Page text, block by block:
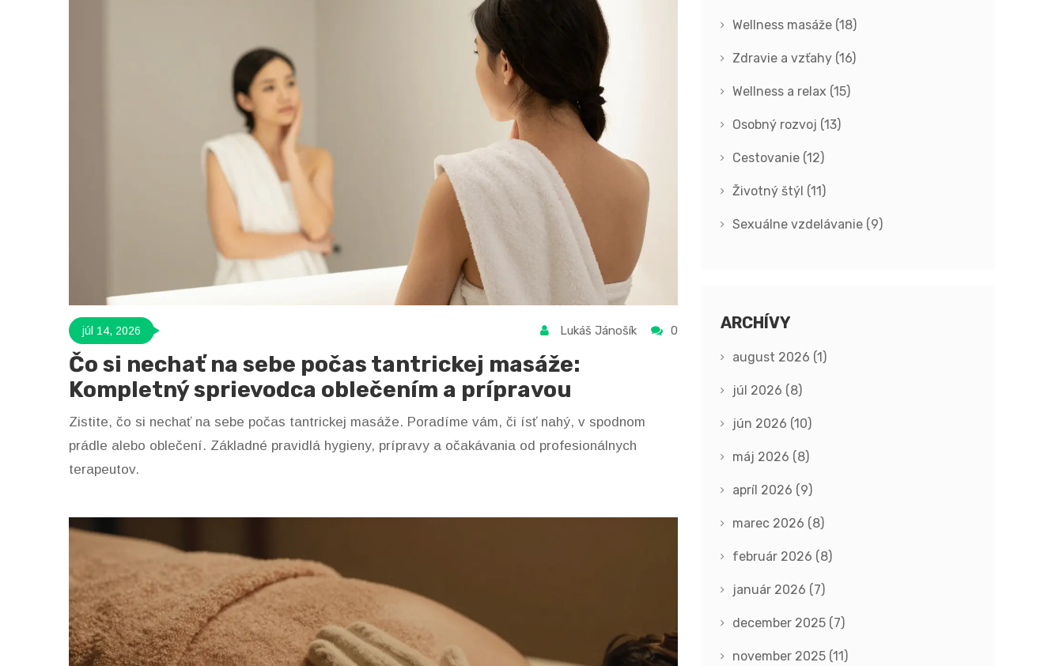
júl 14, 2026 Lukáš Jánošík 0
Čo si nechať na sebe počas tantrickej masáže:
Kompletný sprievodca oblečením a prípravou
Zistite, čo si nechať na sebe počas tantrickej masáže. Poradíme vám, či ísť nahý, v spodnom
prádle alebo oblečení. Základné pravidlá hygieny, prípravy a očakávania od profesionálnych
terapeutov.
Wellness masáže (18)
Zdravie a vzťahy (16)
Wellness a relax (15)
Osobný rozvoj (13)
Cestovanie (12)
Životný štýl (11)
Sexuálne vzdelávanie (9)
ARCHÍVY
august 2026 (1)
júl 2026 (8)
jún 2026 (10)
máj 2026 (8)
apríl 2026 (9)
marec 2026 (8)
február 2026 (8)
január 2026 (7)
december 2025 (7)
november 2025 (11)